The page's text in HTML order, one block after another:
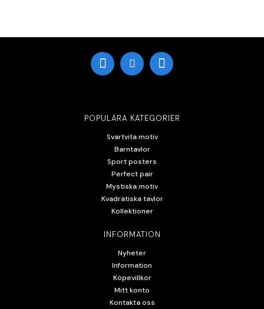
POPULÄRA KATEGORIER
Svartvita motiv
Barntavlor
Sport posters
Perfect pair
Mystiska motiv
Kvadratiska tavlor
Kollektioner
INFORMATION
Nyheter
Information
Köpevillkor
Mitt konto
Kontakta oss